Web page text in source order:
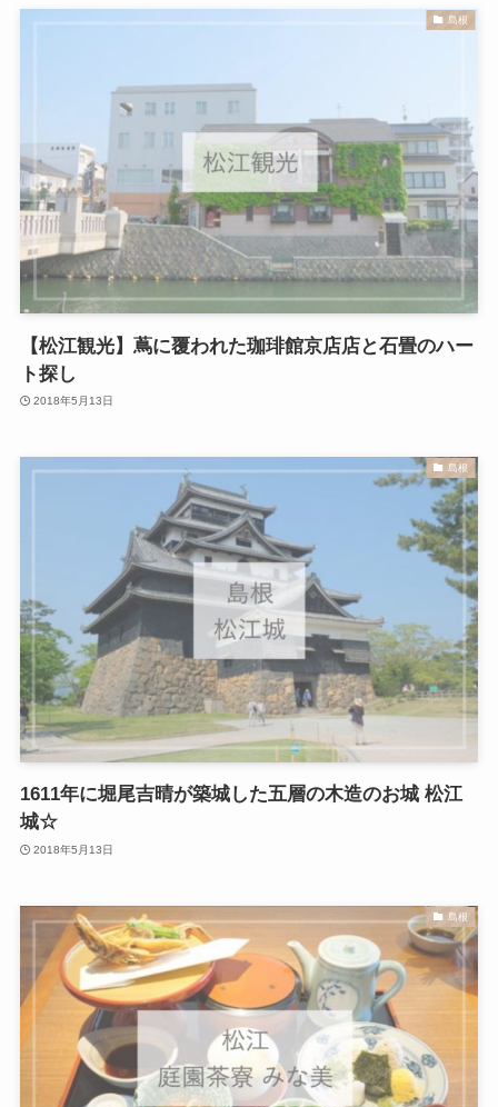
島根
【松江観光】蔦に覆われた珈琲館京店店と石畳のハー
ト探し
2018年5月13日
島根
1611年に堀尾吉晴が築城した五層の木造のお城 松江
城☆
2018年5月13日
島根